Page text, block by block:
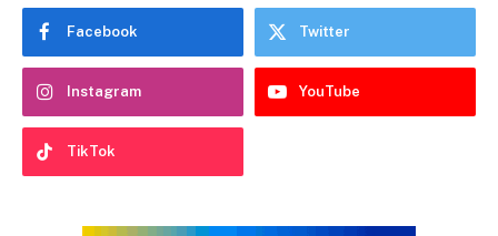
Facebook Twitter
Instagram YouTube
TikTok